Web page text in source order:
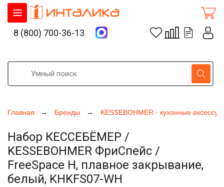
Главная Бренды KESSEBOHMER - кухонные
Набор КЕССЕБЁМЕР /
KESSEBOHMER ФриСпейс /
FreeSpace H, плавное закрывание,
белый, KHKFS07-WH
8 (800) 700-36-13